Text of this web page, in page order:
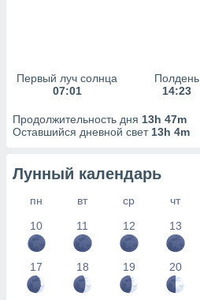
Первый луч солнца
07:01
Полдень
14:23
Продолжительность дня 13h 47m
Оставшийся дневной свет 13h 4m
Лунный календарь
пн вт ср чт
10
11 12 13
17 18 19 20